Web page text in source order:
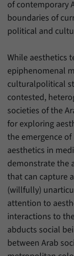
of contemporary
boundaries of
political and
While aesthetics
epiphenomenal
culturalpolitical
contested,
societies of the
for exploring
the emergence
aesthetics in
demonstrate the
that can capture
(willfully)
attention to
interactions to
abducts social
between Arab